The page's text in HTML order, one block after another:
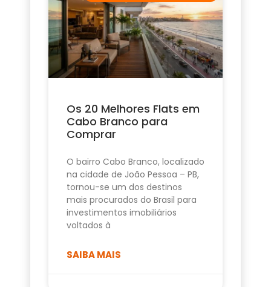
Os 20 Melhores Flats em
Cabo Branco para
Comprar
O bairro Cabo Branco, localizado
na cidade de João Pessoa – PB,
tornou-se um dos destinos
mais procurados do Brasil para
investimentos imobiliários
voltados à
SAIBA MAIS